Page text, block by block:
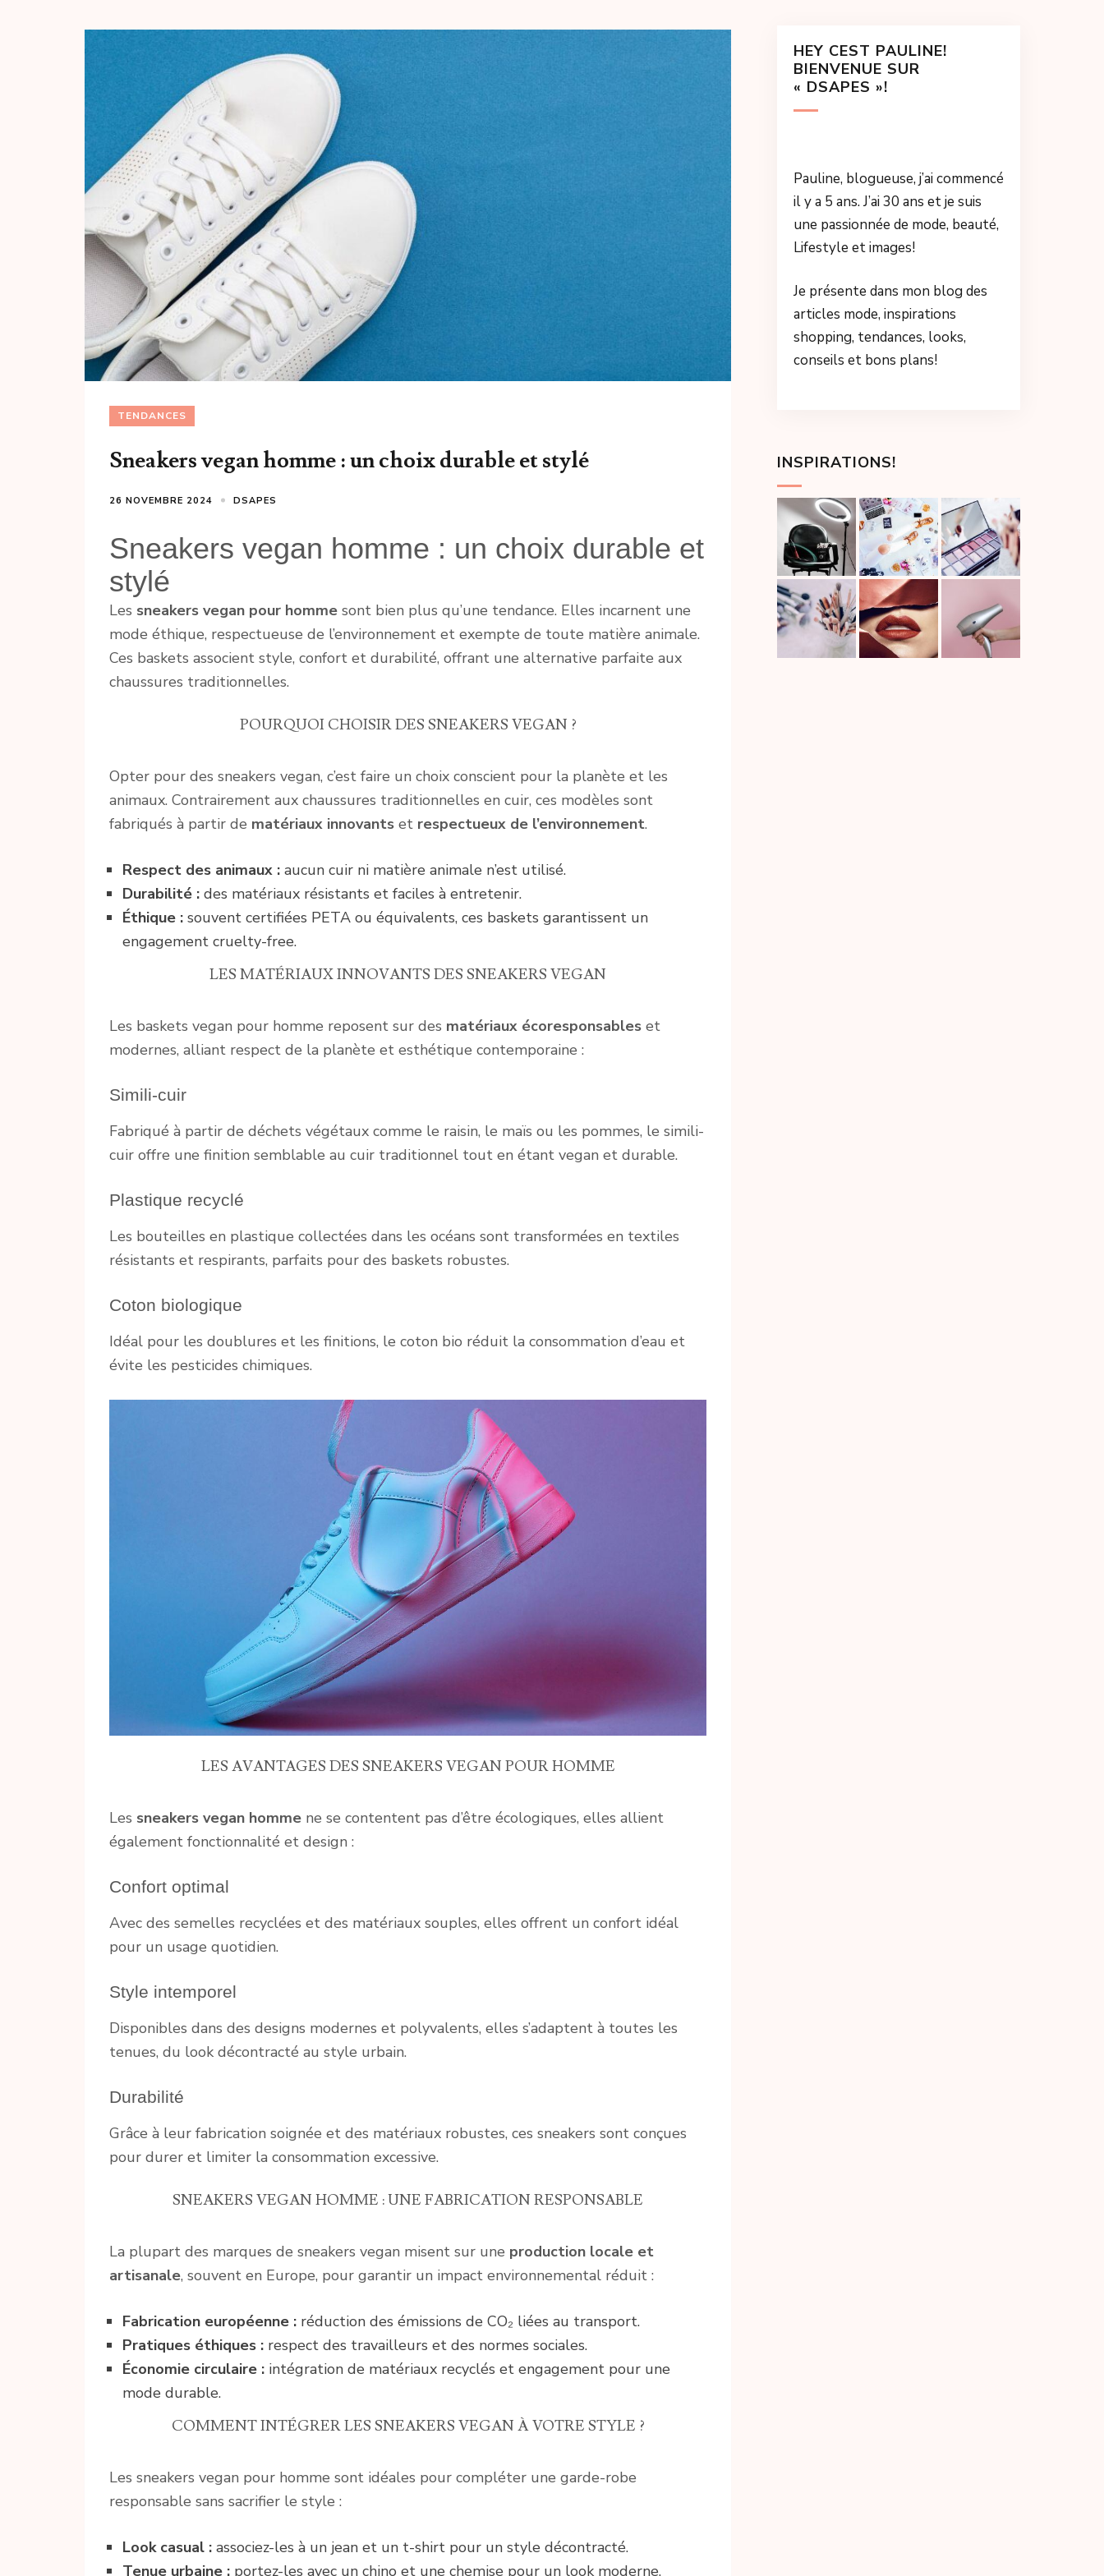
TENDANCES
Sneakers vegan homme : un choix durable et stylé
26 NOVEMBRE 2024 DSAPES
Sneakers vegan homme : un choix durable et
stylé
Les sneakers vegan pour homme sont bien plus qu’une tendance. Elles incarnent une
mode éthique, respectueuse de l’environnement et exempte de toute matière animale.
Ces baskets associent style, confort et durabilité, offrant une alternative parfaite aux
chaussures traditionnelles.
POURQUOI CHOISIR DES SNEAKERS VEGAN ?
Opter pour des sneakers vegan, c’est faire un choix conscient pour la planète et les
animaux. Contrairement aux chaussures traditionnelles en cuir, ces modèles sont
fabriqués à partir de matériaux innovants et respectueux de l’environnement.
Respect des animaux : aucun cuir ni matière animale n’est utilisé.
Durabilité : des matériaux résistants et faciles à entretenir.
Éthique : souvent certifiées PETA ou équivalents, ces baskets garantissent un
engagement cruelty-free.
LES MATÉRIAUX INNOVANTS DES SNEAKERS VEGAN
Les baskets vegan pour homme reposent sur des matériaux écoresponsables et
modernes, alliant respect de la planète et esthétique contemporaine :
Simili-cuir
Fabriqué à partir de déchets végétaux comme le raisin, le maïs ou les pommes, le simili-
cuir offre une finition semblable au cuir traditionnel tout en étant vegan et durable.
Plastique recyclé
Les bouteilles en plastique collectées dans les océans sont transformées en textiles
résistants et respirants, parfaits pour des baskets robustes.
Coton biologique
Idéal pour les doublures et les finitions, le coton bio réduit la consommation d’eau et
évite les pesticides chimiques.
LES AVANTAGES DES SNEAKERS VEGAN POUR HOMME
Les sneakers vegan homme ne se contentent pas d’être écologiques, elles allient
également fonctionnalité et design :
Confort optimal
Avec des semelles recyclées et des matériaux souples, elles offrent un confort idéal
pour un usage quotidien.
Style intemporel
Disponibles dans des designs modernes et polyvalents, elles s’adaptent à toutes les
tenues, du look décontracté au style urbain.
Durabilité
Grâce à leur fabrication soignée et des matériaux robustes, ces sneakers sont conçues
pour durer et limiter la consommation excessive.
SNEAKERS VEGAN HOMME : UNE FABRICATION RESPONSABLE
La plupart des marques de sneakers vegan misent sur une production locale et
artisanale, souvent en Europe, pour garantir un impact environnemental réduit :
Fabrication européenne : réduction des émissions de CO₂ liées au transport.
Pratiques éthiques : respect des travailleurs et des normes sociales.
Économie circulaire : intégration de matériaux recyclés et engagement pour une
mode durable.
COMMENT INTÉGRER LES SNEAKERS VEGAN À VOTRE STYLE ?
Les sneakers vegan pour homme sont idéales pour compléter une garde-robe
responsable sans sacrifier le style :
Look casual : associez-les à un jean et un t-shirt pour un style décontracté.
Tenue urbaine : portez-les avec un chino et une chemise pour un look moderne.
HEY CEST PAULINE!
BIENVENUE SUR
« DSAPES »!
Pauline, blogueuse, j’ai commencé
il y a 5 ans. J’ai 30 ans et je suis
une passionnée de mode, beauté,
Lifestyle et images!
Je présente dans mon blog des
articles mode, inspirations
shopping, tendances, looks,
conseils et bons plans!
INSPIRATIONS!